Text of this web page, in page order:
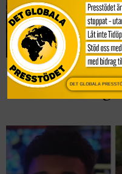
EU: My Voice,
säker abort
DET GLOBALA